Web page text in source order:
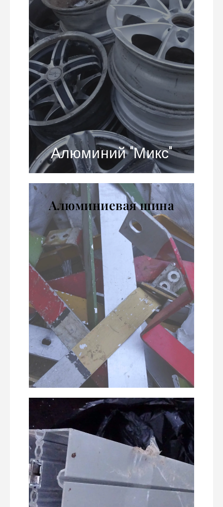
Алюминий "Микс"
Различные виды алюминиевого
лома: картерный, алюминиевые
диски, пластины, кругляк,
изделия из алюминия
Алюминиевая шина
Используется в строительстве,
производстве мебели,
автомобилестроении и многих других